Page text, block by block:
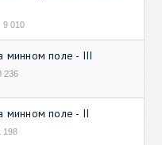
9 010
минном поле - III
236
минном поле - II
198